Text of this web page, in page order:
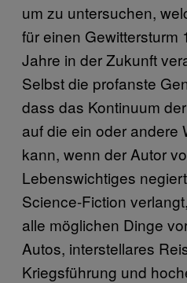
um zu untersuchen,
für einen Gewittersturm
Jahre in der Zukunft
Selbst die profanste
dass das Kontinuum
auf die ein oder andere
kann, wenn der Autor
Lebenswichtiges
Science-Fiction
alle möglichen Dinge
Autos, interstellares
Kriegsführung und